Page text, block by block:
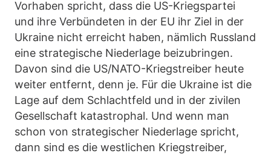
Vorhaben spricht, dass die US-Kriegspartei
und ihre Verbündeten in der EU ihr Ziel in der
Ukraine nicht erreicht haben, nämlich Russland
eine strategische Niederlage beizubringen.
Davon sind die US/NATO-Kriegstreiber heute
weiter entfernt, denn je. Für die Ukraine ist die
Lage auf dem Schlachtfeld und in der zivilen
Gesellschaft katastrophal. Und wenn man
schon von strategischer Niederlage spricht,
dann sind es die westlichen Kriegstreiber,